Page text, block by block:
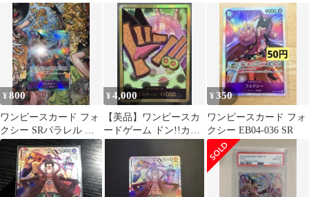
パラレル EB04-036
¥800
ワンピースカード フォ
クシー SRパラレル エ
ッグヘッドクライシス
¥4,000
【美品】ワンピースカ
ードゲーム ドン!!カー
ーパラレル
¥350
ワンピースカード フォ
クシー EB04-036 SR